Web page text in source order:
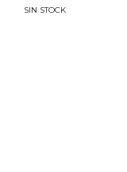
SIN STOCK